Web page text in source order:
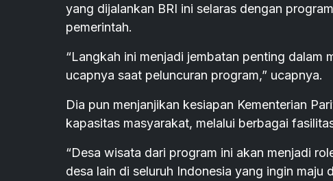
yang dijalankan BRI ini selaras dengan
pemerintah.
“Langkah ini menjadi jembatan penting dalam
ucapnya saat peluncuran program,” ucapnya.
Dia pun menjanjikan kesiapan Kementerian
kapasitas masyarakat, melalui berbagai
“Desa wisata dari program ini akan menjadi
desa lain di seluruh Indonesia yang ingin maju